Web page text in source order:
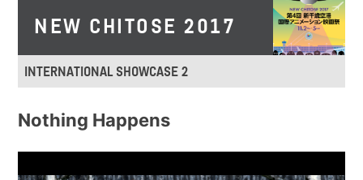
NEW CHITOSE 2017
INTERNATIONAL SHOWCASE 2
Nothing Happens